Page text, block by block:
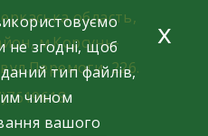
область,
м.Корсунь-
226.
не згодні, щоб
тип файлів,
чином
вашого
x